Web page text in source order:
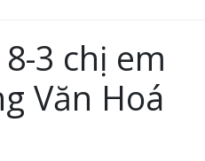
3 chị em
Văn Hoá